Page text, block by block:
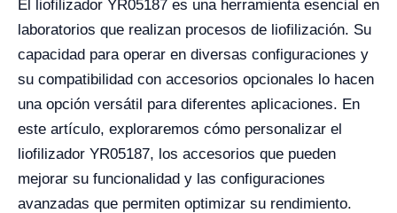
El liofilizador YR05187 es una herramienta esencial en
laboratorios que realizan procesos de liofilización. Su
capacidad para operar en diversas configuraciones y
su compatibilidad con accesorios opcionales lo hacen
una opción versátil para diferentes aplicaciones. En
este artículo, exploraremos cómo personalizar el
liofilizador YR05187, los accesorios que pueden
mejorar su funcionalidad y las configuraciones
avanzadas que permiten optimizar su rendimiento.